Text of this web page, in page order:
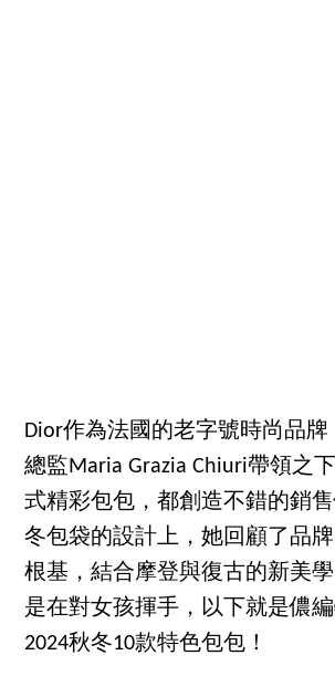
Dior作為法國的老字號時尚品
總監Maria Grazia Chiuri帶領之
式精彩包包，都創造不錯的銷
冬包袋的設計上，她回顧了品
根基，結合摩登與復古的新美
是在對女孩揮手，以下就是儂
2024秋冬10款特色包包！